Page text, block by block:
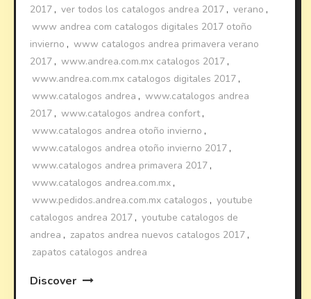
2017 , ver todos los catalogos andrea 2017 , verano ,
www andrea com catalogos digitales 2017 otoño
invierno , www catalogos andrea primavera verano
2017 , www.andrea.com.mx catalogos 2017 ,
www.andrea.com.mx catalogos digitales 2017 ,
www.catalogos andrea , www.catalogos andrea
2017 , www.catalogos andrea confort,
www.catalogos andrea otoño invierno ,
www.catalogos andrea otoño invierno 2017 ,
www.catalogos andrea primavera 2017 ,
www.catalogos andrea.com.mx ,
www.pedidos.andrea.com.mx catalogos , youtube
catalogos andrea 2017 , youtube catalogos de
andrea , zapatos andrea nuevos catalogos 2017 ,
zapatos catalogos andrea
Discover